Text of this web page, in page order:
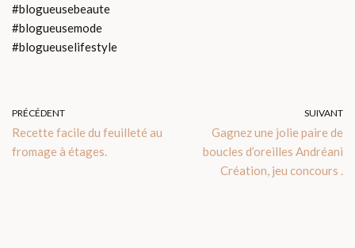
#blogueusebeaute
#blogueusemode
#blogueuselifestyle
PRÉCÉDENT
Recette facile du feuilleté au
fromage à étages.
SUIVANT
Gagnez une jolie paire de
boucles d’oreilles Andréani
Création, jeu concours .